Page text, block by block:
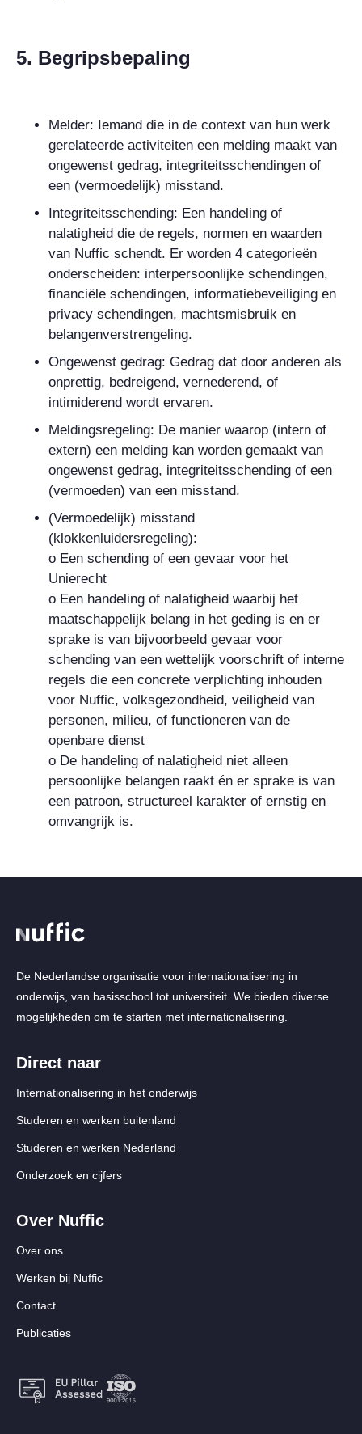
5. Begripsbepaling
Melder: Iemand die in de context van hun werk
gerelateerde activiteiten een melding maakt van
ongewenst gedrag, integriteitsschendingen of
een (vermoedelijk) misstand.
Integriteitsschending: Een handeling of
nalatigheid die de regels, normen en waarden
van Nuffic schendt. Er worden 4 categorieën
onderscheiden: interpersoonlijke schendingen,
financiële schendingen, informatiebeveiliging en
privacy schendingen, machtsmisbruik en
belangenverstrengeling.
Ongewenst gedrag: Gedrag dat door anderen als
onprettig, bedreigend, vernederend, of
intimiderend wordt ervaren.
Meldingsregeling: De manier waarop (intern of
extern) een melding kan worden gemaakt van
ongewenst gedrag, integriteitsschending of een
(vermoeden) van een misstand.
(Vermoedelijk) misstand
(klokkenluidersregeling):
o Een schending of een gevaar voor het
Unierecht
o Een handeling of nalatigheid waarbij het
maatschappelijk belang in het geding is en er
sprake is van bijvoorbeeld gevaar voor
schending van een wettelijk voorschrift of interne
regels die een concrete verplichting inhouden
voor Nuffic, volksgezondheid, veiligheid van
personen, milieu, of functioneren van de
openbare dienst
o De handeling of nalatigheid niet alleen
persoonlijke belangen raakt én er sprake is van
een patroon, structureel karakter of ernstig en
omvangrijk is.
De Nederlandse organisatie voor internationalisering in
onderwijs, van basisschool tot universiteit. We bieden diverse
mogelijkheden om te starten met internationalisering.
Direct naar
Internationalisering in het onderwijs
Studeren en werken buitenland
Studeren en werken Nederland
Onderzoek en cijfers
Over Nuffic
Over ons
Werken bij Nuffic
Contact
Publicaties